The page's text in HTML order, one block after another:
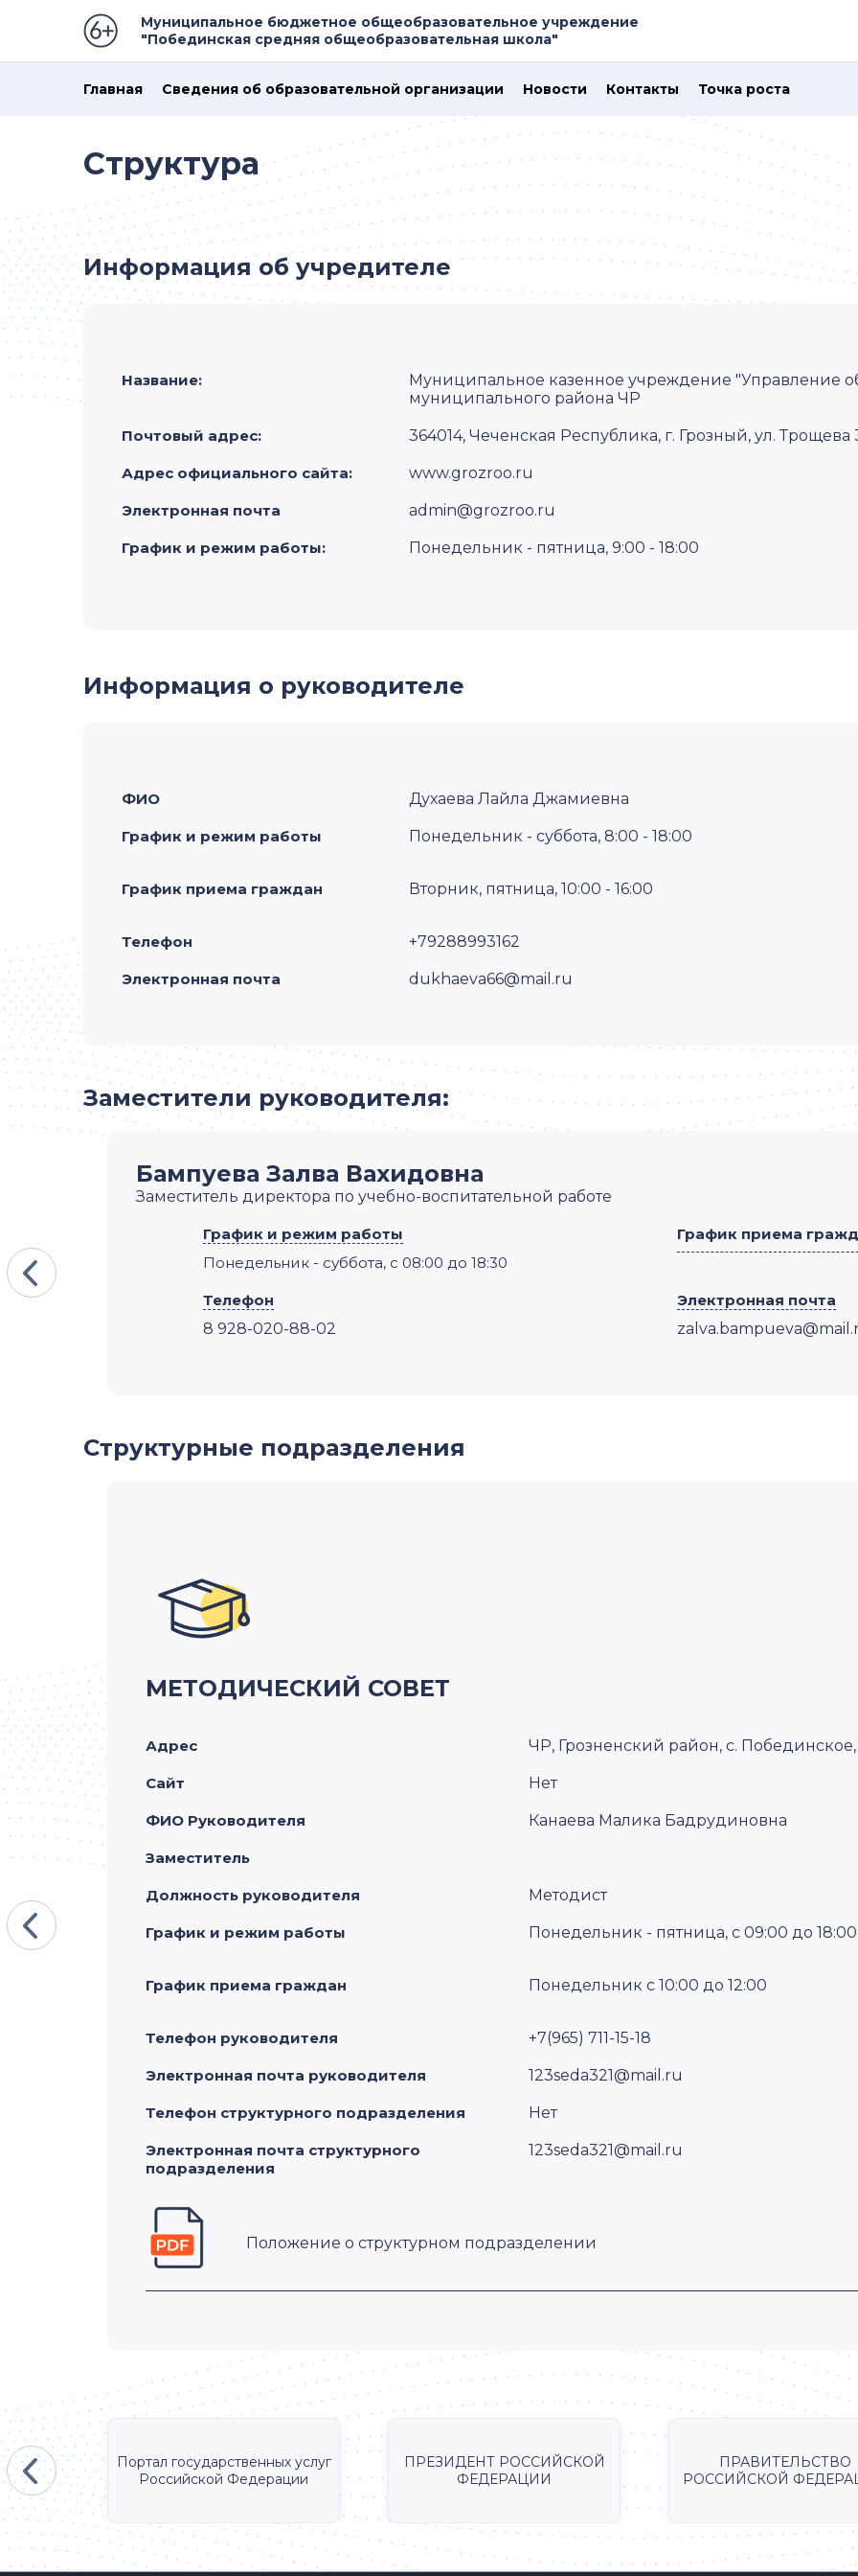
Муниципальное бюджетное общеобразовательное учреждение
"Побединская средняя общеобразовательная школа"
Главная Сведения об образовательной организации Новости Контакты Точка роста
Структура
Информация об учредителе
Название:
Муниципальное казенное учреждение "Управление
муниципального района ЧР
Почтовый адрес: 364014, Чеченская Республика, г. Грозный, ул. Трощева
Адрес официального сайта: www.grozroo.ru
Электронная почта admin@grozroo.ru
График и режим работы: Понедельник - пятница, 9:00 - 18:00
Информация о руководителе
ФИО Духаева Лайла Джамиевна
График и режим работы Понедельник - суббота, 8:00 - 18:00
График приема граждан Вторник, пятница, 10:00 - 16:00
Телефон +79288993162
Электронная почта dukhaeva66@mail.ru
Заместители руководителя:
Бампуева Залва Вахидовна
Заместитель директора по учебно-воспитательной работе
График и режим работы
Понедельник - суббота, c 08:00 до 18:30
График приема
Телефон
8 928-020-88-02
Электронная почта
Структурные подразделения
МЕТОДИЧЕСКИЙ СОВЕТ
Адрес ЧР, Грозненский район, с.
Сайт Нет
ФИО Руководителя Канаева Малика Бадрудиновна
Заместитель
Должность руководителя Методист
График и режим работы Понедельник - пятница, c 09:00 до 18:00
График приема граждан Понедельник c 10:00 до 12:00
Телефон руководителя +7(965) 711-15-18
Электронная почта руководителя 123seda321@mail.ru
Телефон структурного подразделения Нет
Электронная почта структурного
подразделения
123seda321@mail.ru
Положение о структурном подразделении
Портал государственных услуг
Российской Федерации
ПРЕЗИДЕНТ РОССИЙСКОЙ
ФЕДЕРАЦИИ
ПРАВИТЕЛЬСТВО
РОССИЙСКОЙ